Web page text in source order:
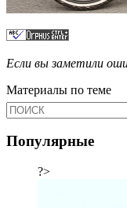
Если вы заметили
Материалы по теме
Популярные
?>